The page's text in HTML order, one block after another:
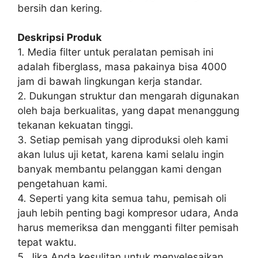
bersih dan kering.
Deskripsi Produk
1. Media filter untuk peralatan pemisah ini
adalah fiberglass, masa pakainya bisa 4000
jam di bawah lingkungan kerja standar.
2. Dukungan struktur dan mengarah digunakan
oleh baja berkualitas, yang dapat menanggung
tekanan kekuatan tinggi.
3. Setiap pemisah yang diproduksi oleh kami
akan lulus uji ketat, karena kami selalu ingin
banyak membantu pelanggan kami dengan
pengetahuan kami.
4. Seperti yang kita semua tahu, pemisah oli
jauh lebih penting bagi kompresor udara, Anda
harus memeriksa dan mengganti filter pemisah
tepat waktu.